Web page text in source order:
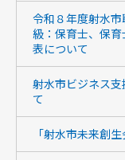
令和８年度射水
級：保育士、保
表について
射水市ビジネス
て
「射水市未来創